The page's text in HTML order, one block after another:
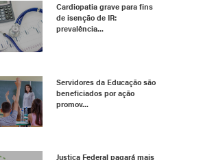
Cardiopatia grave para fins
de isenção de IR:
prevalência...
Servidores da Educação são
beneficiados por ação
promov...
Justiça Federal pagará mais